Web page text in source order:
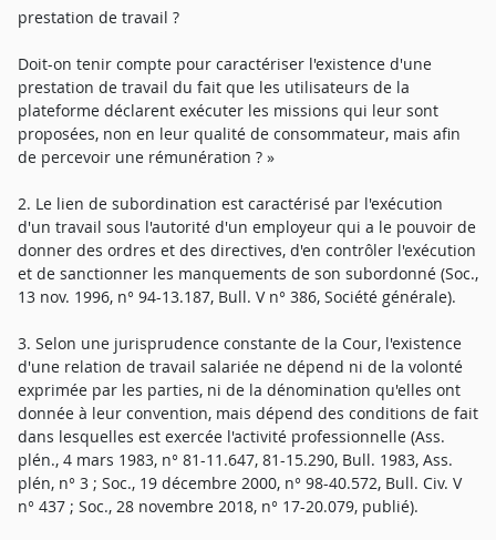
prestation de travail ?
Doit-on tenir compte pour caractériser l'existence d'une
prestation de travail du fait que les utilisateurs de la
plateforme déclarent exécuter les missions qui leur sont
proposées, non en leur qualité de consommateur, mais afin
de percevoir une rémunération ? »
2. Le lien de subordination est caractérisé par l'exécution
d'un travail sous l'autorité d'un employeur qui a le pouvoir de
donner des ordres et des directives, d'en contrôler l'exécution
et de sanctionner les manquements de son subordonné (Soc.,
13 nov. 1996, n° 94-13.187, Bull. V n° 386, Société générale).
3. Selon une jurisprudence constante de la Cour, l'existence
d'une relation de travail salariée ne dépend ni de la volonté
exprimée par les parties, ni de la dénomination qu'elles ont
donnée à leur convention, mais dépend des conditions de fait
dans lesquelles est exercée l'activité professionnelle (Ass.
plén., 4 mars 1983, n° 81-11.647, 81-15.290, Bull. 1983, Ass.
plén, n° 3 ; Soc., 19 décembre 2000, n° 98-40.572, Bull. Civ. V
n° 437 ; Soc., 28 novembre 2018, n° 17-20.079, publié).